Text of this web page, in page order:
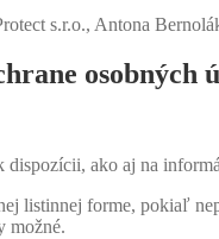
s.r.o., Antona
osobných
ako aj na
listinnej forme, pokiaľ
možné.